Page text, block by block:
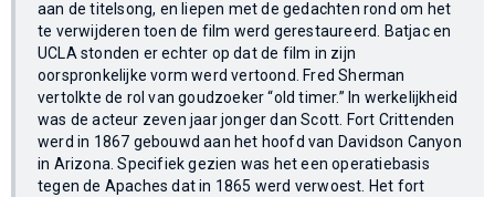
aan de titelsong, en liepen met de gedachten rond om het
te verwijderen toen de film werd gerestaureerd. Batjac en
UCLA stonden er echter op dat de film in zijn
oorspronkelijke vorm werd vertoond. Fred Sherman
vertolkte de rol van goudzoeker “old timer.” In werkelijkheid
was de acteur zeven jaar jonger dan Scott. Fort Crittenden
werd in 1867 gebouwd aan het hoofd van Davidson Canyon
in Arizona. Specifiek gezien was het een operatiebasis
tegen de Apaches dat in 1865 werd verwoest. Het fort